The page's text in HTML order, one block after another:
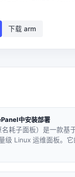
下载 arm
中安装部署
名耗子面板）是一款基
级 Linux 运维面板。